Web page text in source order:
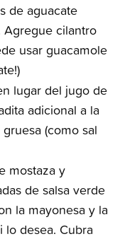
de aguacate
Agregue cilantro
usar guacamole
lugar del jugo de
adicional a la
(como sal
mostaza y
de salsa verde
la mayonesa y la
lo desea. Cubra